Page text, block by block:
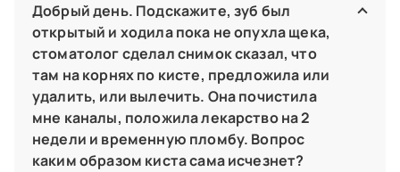
Добрый день. Подскажите, зуб был
открытый и ходила пока не опухла щека,
стоматолог сделал снимок сказал, что
там на корнях по кисте, предложила или
удалить, или вылечить. Она почистила
мне каналы, положила лекарство на 2
недели и временную пломбу. Вопрос
каким образом киста сама исчезнет?